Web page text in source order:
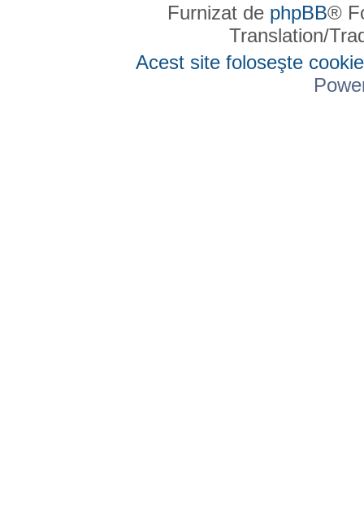
Furnizat de phpBB®
Translation/
Acest site foloseşte